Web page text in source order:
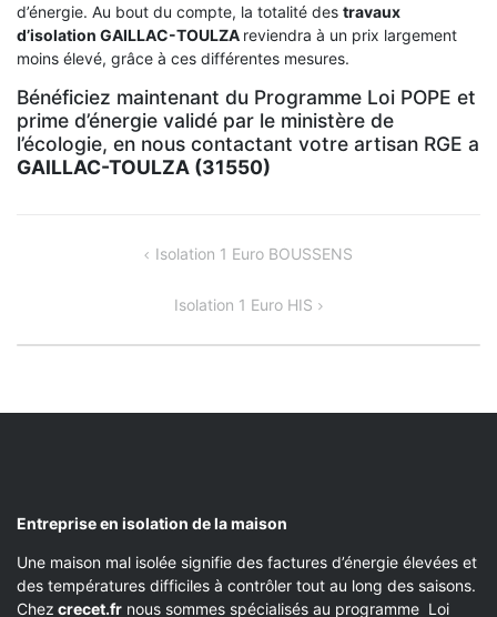
d’énergie. Au bout du compte, la totalité des travaux
d’isolation GAILLAC-TOULZA reviendra à un prix largement
moins élevé, grâce à ces différentes mesures.
Bénéficiez maintenant du Programme Loi POPE et
prime d’énergie validé par le ministère de
l’écologie, en nous contactant votre artisan RGE a
GAILLAC-TOULZA (31550)
NAVIGATION Isolation 1 Euro BOUSSENS
Isolation 1 Euro HIS
Entreprise en isolation de la maison
Une maison mal isolée signifie des factures d’énergie élevées et
des températures difficiles à contrôler tout au long des saisons.
Chez crecet.fr nous sommes spécialisés au programme Loi